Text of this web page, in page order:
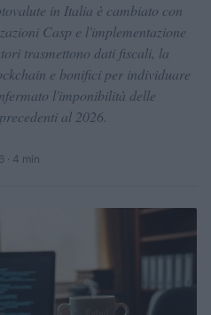
in Italia è cambiato con
Casp e l'implementazione
trasmettono dati fiscali, la
e bonifici per individuare
l'imponibilità delle
al 2026.
· 4 min